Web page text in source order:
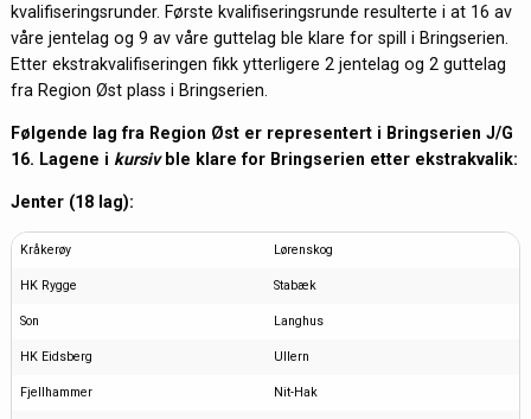
kvalifiseringsrunder. Første kvalifiseringsrunde resulterte i at 16 av
våre jentelag og 9 av våre guttelag ble klare for spill i Bringserien.
Etter ekstrakvalifiseringen fikk ytterligere 2 jentelag og 2 guttelag
fra Region Øst plass i Bringserien.
Følgende lag fra Region Øst er representert i Bringserien J/G
16. Lagene i kursivble klare for Bringserien etter ekstrakvalik:
Jenter (18 lag):
Kråkerøy Lørenskog
HK Rygge Stabæk
Son Langhus
HK Eidsberg Ullern
Fjellhammer Nit-Hak